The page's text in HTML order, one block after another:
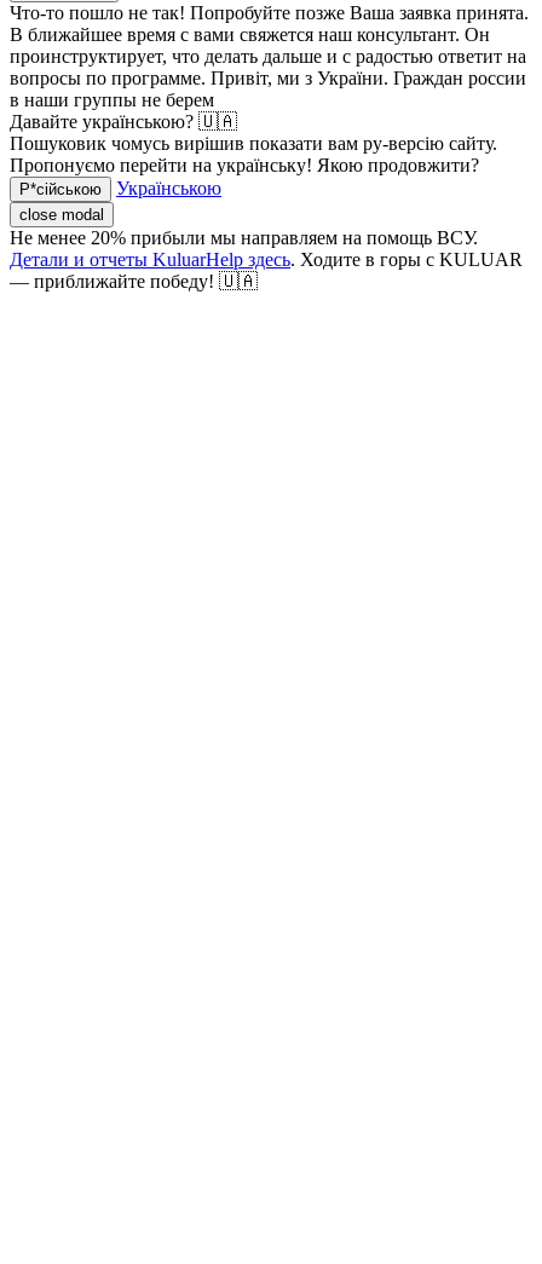
Что-то пошло не так! Попробуйте позже Ваша заявка принята.
В ближайшее время с вами свяжется наш консультант. Он
проинструктирует, что делать дальше и с радостью ответит на
вопросы по программе. Привіт, ми з України. Граждан россии
в наши группы не берем
Давайте українською? 🇺🇦
Пошуковик чомусь вирішив показати вам ру-версію сайту.
Пропонуємо перейти на українську! Якою продовжити?
Р*сійською Українською
close modal
Не менее 20% прибыли мы направляем на помощь ВСУ.
Детали и отчеты KuluarHelp здесь. Ходите в горы с KULUAR
— приближайте победу! 🇺🇦